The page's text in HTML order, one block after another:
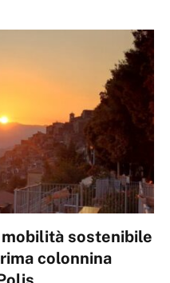
sostenibile
colonnina